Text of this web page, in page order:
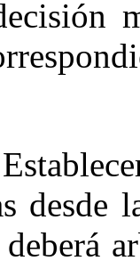
desde